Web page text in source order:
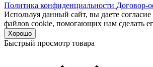
Политика конфиденциальности Договор-
Используя данный сайт, вы даете
файлов cookie, помогающих нам сделать
Хорошо
Быстрый просмотр товара